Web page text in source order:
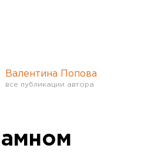
Валентина Попова